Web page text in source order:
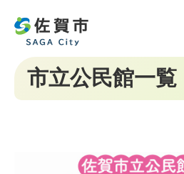
市立公民館一覧